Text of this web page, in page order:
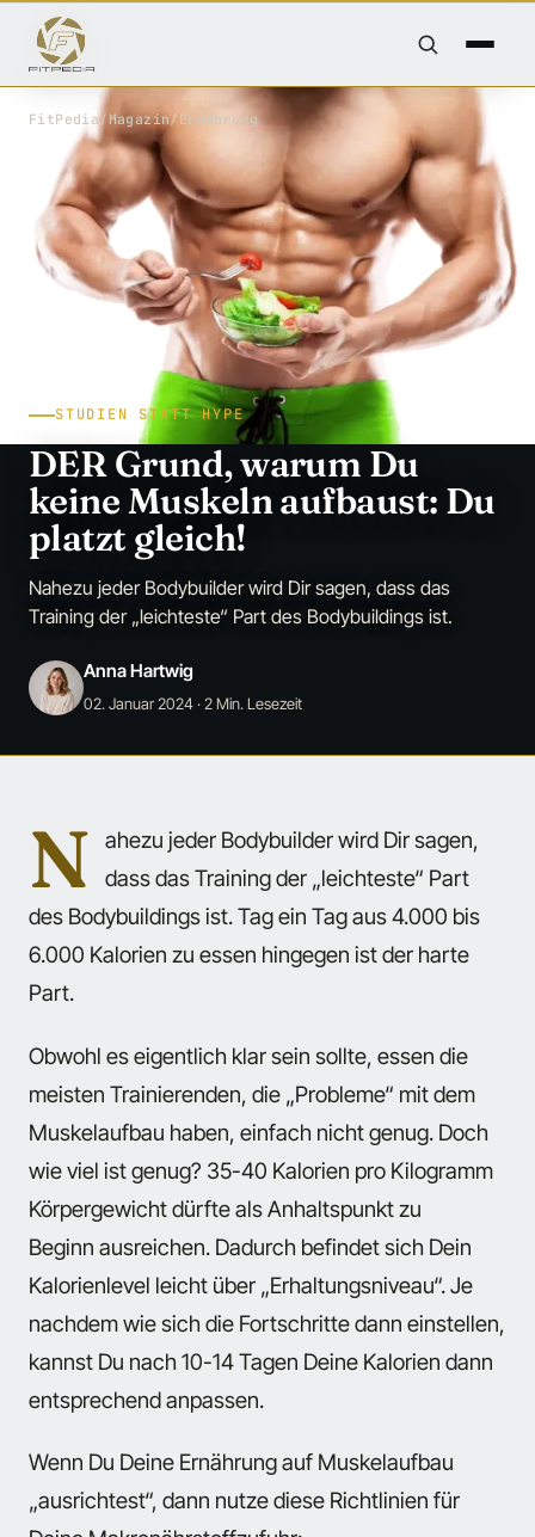
FitPedia / Magazin/ Ernährung
STUDIEN STATT HYPE
DER Grund, warum Du
keine Muskeln aufbaust: Du
platzt gleich!
Nahezu jeder Bodybuilder wird Dir sagen, dass das
Training der „leichteste“ Part des Bodybuildings ist.
Anna Hartwig
02. Januar 2024· 2 Min. Lesezeit
N
ahezu jeder Bodybuilder wird Dir sagen,
dass das Training der „leichteste“ Part
des Bodybuildings ist. Tag ein Tag aus 4.000 bis
6.000 Kalorien zu essen hingegen ist der harte
Part.
Obwohl es eigentlich klar sein sollte, essen die
meisten Trainierenden, die „Probleme“ mit dem
Muskelaufbau haben, einfach nicht genug. Doch
wie viel ist genug? 35-40 Kalorien pro Kilogramm
Körpergewicht dürfte als Anhaltspunkt zu
Beginn ausreichen. Dadurch befindet sich Dein
Kalorienlevel leicht über „Erhaltungsniveau“. Je
nachdem wie sich die Fortschritte dann einstellen,
kannst Du nach 10-14 Tagen Deine Kalorien dann
entsprechend anpassen.
Wenn Du Deine Ernährung auf Muskelaufbau
„ausrichtest“, dann nutze diese Richtlinien für